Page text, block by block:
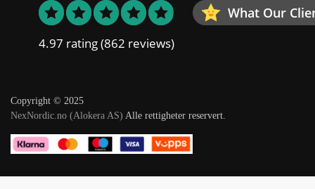
What Our
4.97 rating(862 reviews)
Copyright © 2025
NexNordic.no (Alokera AS) Alle rettigheter reservert.